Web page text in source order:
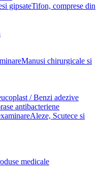
Tifon, comprese din
Manusi chirurgicale si
/ Benzi adezive
antibacteriene
Aleze, Scutece si
medicale